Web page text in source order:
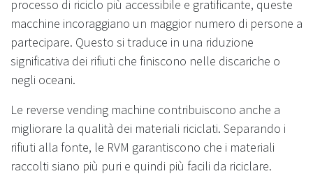
processo di riciclo più accessibile e gratificante, queste
macchine incoraggiano un maggior numero di persone a
partecipare. Questo si traduce in una riduzione
significativa dei rifiuti che finiscono nelle discariche o
negli oceani.
Le reverse vending machine contribuiscono anche a
migliorare la qualità dei materiali riciclati. Separando i
rifiuti alla fonte, le RVM garantiscono che i materiali
raccolti siano più puri e quindi più facili da riciclare.